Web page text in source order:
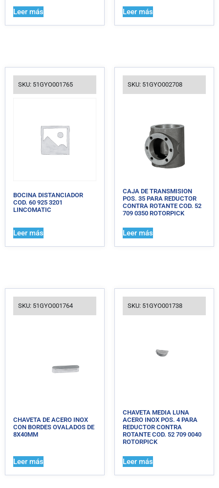
Leer más Leer más
SKU: 51GYO001765
BOCINA DISTANCIADOR
COD. 60 925 3201
LINCOMATIC
Leer más
SKU: 51GYO002708
CAJA DE TRANSMISION
POS. 35 PARA REDUCTOR
CONTRA ROTANTE COD. 52
709 0350 ROTORPICK
Leer más
SKU: 51GYO001764
CHAVETA DE ACERO INOX
CON BORDES OVALADOS DE
8X40MM
Leer más
SKU: 51GYO001738
CHAVETA MEDIA LUNA
ACERO INOX POS. 4 PARA
REDUCTOR CONTRA
ROTANTE COD. 52 709 0040
ROTORPICK
Leer más